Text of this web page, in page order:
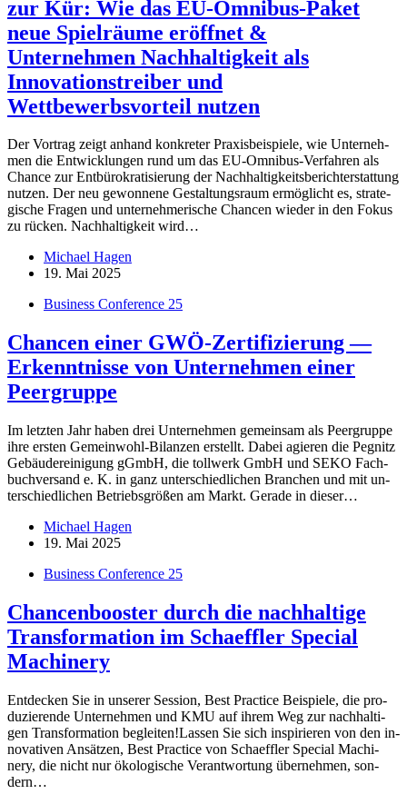
zur Kür: Wie das EU-Omnibus-Paket
neue Spielräume eröffnet &
Unternehmen Nachhaltigkeit als
Innovationstreiber und
Wettbewerbsvorteil nutzen
Der Vor­trag zeigt an­hand kon­kre­ter Pra­xis­bei­spiele, wie Un­ter­neh­
men die Ent­wick­lun­gen rund um das EU-Om­­ni­­bus-Ver­­­fah­­ren als
Chance zur Ent­bü­ro­kra­ti­sie­rung der Nach­hal­tig­keits­be­richt­erstat­tung
nut­zen. Der neu ge­won­nene Ge­stal­tungs­raum er­mög­licht es, stra­te­
gi­sche Fra­gen und un­ter­neh­me­ri­sche Chan­cen wie­der in den Fo­kus
zu rü­cken. Nach­hal­tig­keit wird…
Michael Hagen
19. Mai 2025
Business Conference 25
Chancen einer GWÖ-Zertifizierung —
Erkenntnisse von Unternehmen einer
Peergruppe
Im letz­ten Jahr ha­ben drei Un­ter­neh­men ge­mein­sam als Peer­gruppe
ihre ers­ten Ge­­mein­­wohl-Bi­lan­­zen er­stellt. Da­bei agie­ren die Peg­nitz
Ge­bäu­de­rei­ni­gung gGmbH, die toll­werk GmbH und SEKO Fach­
buch­ver­sand e. K. in ganz un­ter­schied­li­chen Bran­chen und mit un­
ter­schied­li­chen Be­triebs­grö­ßen am Markt. Ge­rade in die­ser…
Michael Hagen
19. Mai 2025
Business Conference 25
Chancenbooster durch die nachhaltige
Transformation im Schaeffler Special
Machinery
Ent­de­cken Sie in un­se­rer Ses­sion, Best Prac­tice Bei­spiele, die pro­
du­zie­rende Un­ter­neh­men und KMU auf ih­rem Weg zur nach­hal­ti­
gen Trans­for­ma­tion be­glei­ten!Las­sen Sie sich in­spi­rie­ren von den in­
no­va­ti­ven An­sät­zen, Best Prac­tice von Schaeff­ler Spe­cial Ma­chi­
nery, die nicht nur öko­lo­gi­sche Ver­ant­wor­tung über­neh­men, son­
dern…